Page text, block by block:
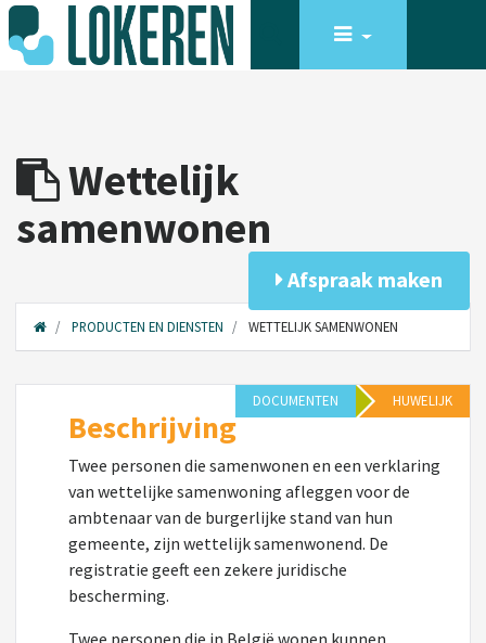
Wettelijk
samenwonen
Afspraak maken
PRODUCTEN EN DIENSTEN WETTELIJK SAMENWONEN
DOCUMENTEN HUWELIJK
Beschrijving
Twee personen die samenwonen en een verklaring
van wettelijke samenwoning afleggen voor de
ambtenaar van de burgerlijke stand van hun
gemeente, zijn wettelijk samenwonend. De
registratie geeft een zekere juridische
bescherming.
Twee personen die in België wonen kunnen